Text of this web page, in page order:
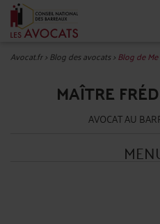
Avocat.fr>Blog des avocats>Blog de
MAÎTRE
AVOCAT AU